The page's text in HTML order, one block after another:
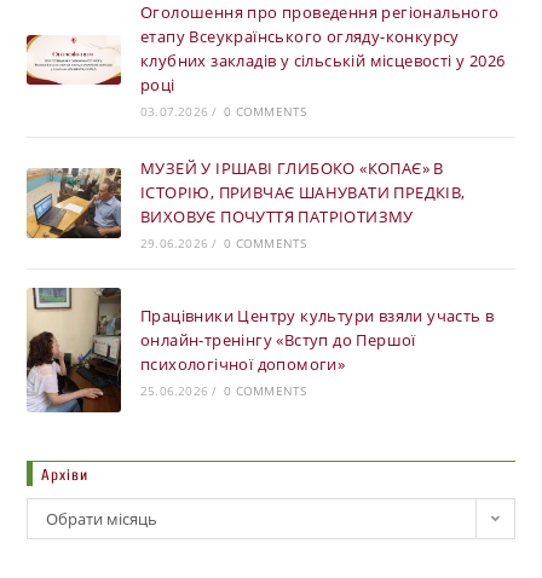
Оголошення про проведення регіонального
етапу Всеукраїнського огляду-конкурсу
клубних закладів у сільській місцевості у 2026
році
03.07.2026 / 0 COMMENTS
МУЗЕЙ У ІРШАВІ ГЛИБОКО «КОПАЄ» В
ІСТОРІЮ, ПРИВЧАЄ ШАНУВАТИ ПРЕДКІВ,
ВИХОВУЄ ПОЧУТТЯ ПАТРІОТИЗМУ
29.06.2026 / 0 COMMENTS
Працівники Центру культури взяли участь в
онлайн-тренінгу «Вступ до Першої
психологічної допомоги»
25.06.2026 / 0 COMMENTS
Архіви
Обрати місяць